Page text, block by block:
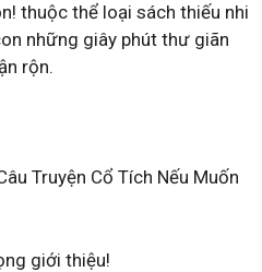
thuộc thể loại sách thiếu nhi
những giây phút thư giãn
rộn.
Truyện Cổ Tích Nếu Muốn
giới thiệu!